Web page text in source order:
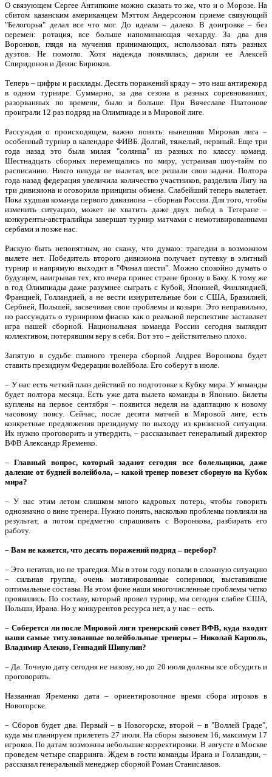
О связующем Сергее Антипкине можно сказать то же, что и о Морозе. На
сбитом казанским американцем Мэттом Андерсоном приеме связующий
"Белогорья" делал все что мог. До идеала – далеко. В доигровке – без
перемен: ротация, все больше напоминающая чехарду. За два дня
Воронков, глядя на мучения принимающих, использовал пять разных
дуэтов. Не помогло. Хотя надежда появлялась, дарили ее Алексей
Спиридонов и Денис Бирюков.
Теперь – цифры и расклады. Десять поражений кряду – это наш антирекорд
в одном турнире. Суммарно, за два сезона в разных соревнованиях,
разорванных по времени, было и больше. При Вячеславе Платонове
проиграли 12 раз подряд на Олимпиаде и в Мировой лиге.
Рассуждая о происходящем, важно понять: нынешняя Мировая лига –
особенный турнир в календаре ФИВБ. Долгий, тяжелый, нервный. Еще три
года назад это была милая "солянка" из разных по классу команд.
Шестнадцать сборных перемещались по миру, устраивая шоу-тайм по
расписанию. Никто никуда не вылетал, все решали свои задачи. Полтора
года назад федерация увеличила количество участников, разделила Лигу на
три дивизиона и оговорила принципы обмена. Слабейший теперь вылетает.
Пока худшая команда первого дивизиона – сборная России. Для того, чтобы
изменить ситуацию, может не хватить даже двух побед в Тегеране –
конкуренты-австралийцы завершат турнир матчами с немотивированными
сербами и позже нас.
Рискую быть непонятным, но скажу, что думаю: трагедии в возможном
вылете нет. Победитель второго дивизиона получает путевку в элитный
турнир и напрямую выходит в "Финал шести". Можно спокойно думать о
будущем, наигрывая тех, кто вчера принес стране бронзу в Баку. К тому же
в год Олимпиады даже разумнее сыграть с Кубой, Японией, Финляндией,
Францией, Голландией, а не вести изнурительные бои с США, Бразилией,
Сербией, Польшей, засвечивая свои проблемы и козыри. Это неправильно,
но рассуждать о турнирном фиаско как о реальной перспективе заставляет
игра нашей сборной. Национальная команда России сегодня выглядит
коллективом, потерявшим веру в себя. Вот это – действительно плохо.
Запятую в судьбе главного тренера сборной Андрея Воронкова будет
ставить президиум Федерации волейбола. Его соберут в июле.
– У нас есть четкий план действий по подготовке к Кубку мира. У команды
будет полтора месяца. Есть уже дата вылета команды в Японию. Билеты
куплены на первое сентября – появится неделя на адаптацию к новому
часовому поясу. Сейчас, после десяти матчей в Мировой лиге, есть
конкретные предложения президиуму по выходу из кризисной ситуации.
Их нужно проговорить и утвердить, – рассказывает генеральный директор
ВФВ Александр Яременко.
–Главный вопрос, который задают сегодня все болельщики, даже
далекие от будней волейбола, – какой тренер повезет сборную на Кубок
мира?
– У нас этим летом слишком много кадровых потерь, чтобы говорить
однозначно о вине тренера. Нужно понять, насколько проблемы повлияли на
результат, а потом предметно спрашивать с Воронкова, разбирать его
работу.
– Вам не кажется, что десять поражений подряд – перебор?
– Это негатив, но не трагедия. Мы в этом году попали в сложную ситуацию
– сильная группа, очень мотивированные соперники, выставившие
оптимальные составы. На этом фоне наши многочисленные проблемы четко
проявились. По составу, который провел турнир, мы сегодня слабее США,
Польши, Ирана. Но у конкурентов ресурса нет, а у нас – есть.
– Соберется ли после Мировой лиги тренерский совет ВФВ, куда входят
наши самые титулованные волейбольные тренеры – Николай Карполь,
Владимир Алекно, Геннадий Шипулин?
– Да. Точную дату сегодня не назову, но до 20 июля должны все обсудить и
проговорить.
Названная Яременко дата – ориентировочное время сбора игроков в
Новогорске.
– Сборов будет два. Первый – в Новогорске, второй – в "Воллей Граде",
куда мы планируем прилететь 27 июля. На сборы вызовем 16, максимум 17
игроков. По датам возможны небольшие корректировки. В августе в Москве
проведем четыре спарринга. Ждем в гости команды Ирана и Голландии, –
рассказал генеральный менеджер сборной Роман Станиславов.